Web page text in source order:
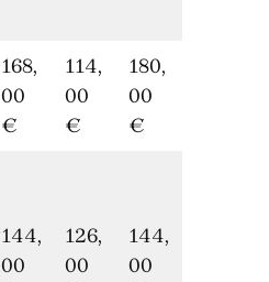
168,
00
€
114,
00
€
180,
00
€
144,
00
126,
00
144,
00